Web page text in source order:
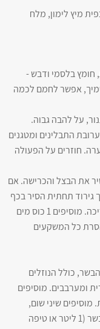
חומץ בלסמי ודבש -
אפשר לחמם לכמה
על להבה גבוה.
זורים 2 כפיות מתערובת התבלינים ומטגנים
חוזרים על הפעולה
את הבצל והכרישה. אם
מטגנים 5 דקות, תוך גירוד תחתית הסיר בכף
עץ, לספיגת משקעי הבשר בבצלים ולמניעת חריכה. מוסיפים 1 כוס מים
כל המשקעים
כולל הנוזלים
ומערבבים. מוסיפים
שיני שום,
שזיפים מיובשים ומים רותחים עד כיסוי נתחי הבשר (1 ליטר או טיפה